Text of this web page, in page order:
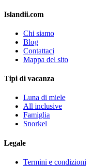
Islandii.com
Chi siamo
Blog
Contattaci
Mappa del sito
Tipi di vacanza
Luna di miele
All inclusive
Famiglia
Snorkel
Legale
Termini e condizioni